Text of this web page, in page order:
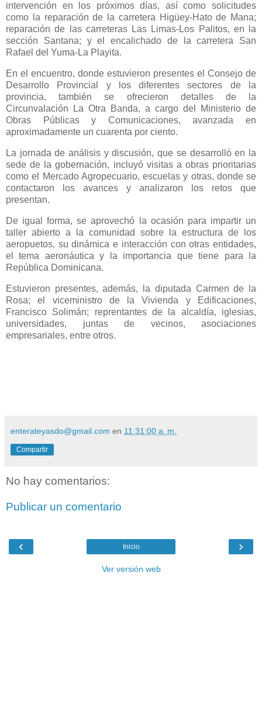
intervención en los próximos días, así como solicitudes
como la reparación de la carretera Higüey-Hato de Mana;
reparación de las carreteras Las Limas-Los Palitos, en la
sección Santana; y el encalichado de la carretera San
Rafael del Yuma-La Playita.
En el encuentro, donde estuvieron presentes el Consejo de
Desarrollo Provincial y los diferentes sectores de la
provincia, también se ofrecieron detalles de la
Circunvalación La Otra Banda, a cargo del Ministerio de
Obras Públicas y Comunicaciones, avanzada en
aproximadamente un cuarenta por ciento.
La jornada de análisis y discusión, que se desarrolló en la
sede de la gobernación, incluyó visitas a obras prioritarias
como el Mercado Agropecuario, escuelas y otras, donde se
contactaron los avances y analizaron los retos que
presentan.
De igual forma, se aprovechó la ocasión para impartir un
taller abierto a la comunidad sobre la estructura de los
aeropuetos, su dinámica e interacción con otras entidades,
el tema aeronáutica y la importancia que tiene para la
República Dominicana.
Estuvieron presentes, además, la diputada Carmen de la
Rosa; el viceministro de la Vivienda y Edificaciones,
Francisco Solimán; reprentantes de la alcaldía, iglesias,
universidades, juntas de vecinos, asociaciones
empresariales, entre otros.
enterateyasdo@gmail.com en 11:31:00 a. m.
Compartir
No hay comentarios:
Publicar un comentario
‹ ›
Inicio
Ver versión web